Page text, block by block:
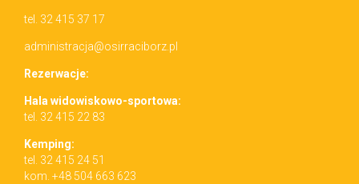
tel. 32 415 37 17
administracja@osirraciborz.pl
Rez­erwac­je:
Hala wid­owiskowo-sportowa:
tel. 32 415 22 83
Kemp­ing:
tel. 32 415 24 51
kom. +48 504 663 623